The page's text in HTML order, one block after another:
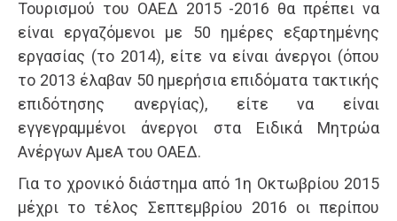
Τουρισμού του ΟΑΕΔ 2015 -2016 θα πρέπει να
είναι εργαζόμενοι με 50 ημέρες εξαρτημένης
εργασίας (το 2014), είτε να είναι άνεργοι (όπου
το 2013 έλαβαν 50 ημερήσια επιδόματα τακτικής
επιδότησης ανεργίας), είτε να είναι
εγγεγραμμένοι άνεργοι στα Ειδικά Μητρώα
Ανέργων ΑμεΑ του ΟΑΕΔ.
Για το χρονικό διάστημα από 1η Οκτωβρίου 2015
μέχρι το τέλος Σεπτεμβρίου 2016 οι περίπου